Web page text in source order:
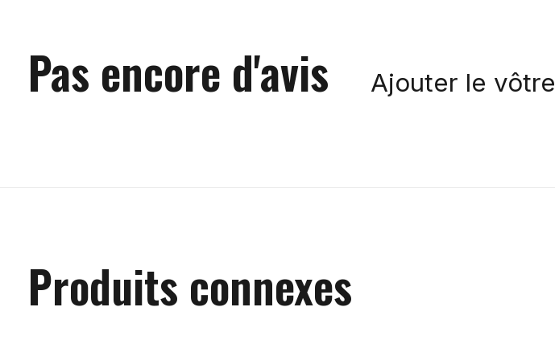
Pas encore d'avis Ajouter le vôtre
Produits connexes